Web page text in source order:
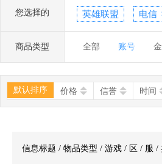
您选择的 英雄联盟 电信
商品类型 全部 账号
默认排序 价格 信誉 时间
信息标题 / 物品类型 / 游戏 / 区 / 服 /